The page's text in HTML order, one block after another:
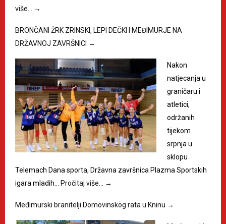
više…
→
BRONČANI ŽRK ZRINSKI, LEPI DEČKI I MEĐIMURJE NA
DRŽAVNOJ ZAVRŠNICI →
Nakon
natjecanja u
graničaru i
atletici,
održanih
tijekom
srpnja u
sklopu
Telemach Dana sporta, Državna završnica Plazma Sportskih
igara mladih… Pročitaj više… →
Međimurski branitelji Domovinskog rata u Kninu →